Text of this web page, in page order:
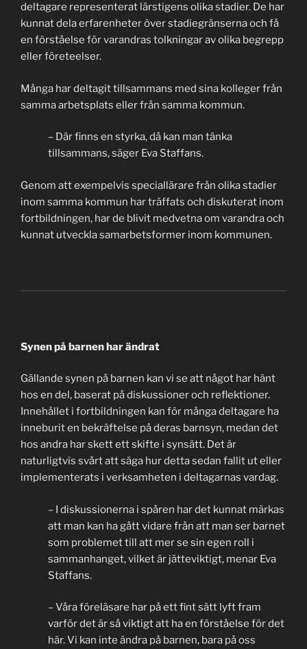
deltagare representerat lärstigens olika stadier. De har
kunnat dela erfarenheter över stadiegränserna och få
en förståelse för varandras tolkningar av olika begrepp
eller företeelser.
Många har deltagit tillsammans med sina kolleger från
samma arbetsplats eller från samma kommun.
– Där finns en styrka, då kan man tänka
tillsammans, säger Eva Staffans.
Genom att exempelvis speciallärare från olika stadier
inom samma kommun har träffats och diskuterat inom
fortbildningen, har de blivit medvetna om varandra och
kunnat utveckla samarbetsformer inom kommunen.
Synen på barnen har ändrat
Gällande synen på barnen kan vi se att något har hänt
hos en del, baserat på diskussioner och reflektioner.
Innehållet i fortbildningen kan för många deltagare ha
inneburit en bekräftelse på deras barnsyn, medan det
hos andra har skett ett skifte i synsätt. Det är
naturligtvis svårt att säga hur detta sedan fallit ut eller
implementerats i verksamheten i deltagarnas vardag.
– I diskussionerna i spåren har det kunnat märkas
att man kan ha gått vidare från att man ser barnet
som problemet till att mer se sin egen roll i
sammanhanget, vilket är jätteviktigt, menar Eva
Staffans.
– Våra föreläsare har på ett fint sätt lyft fram
varför det är så viktigt att ha en förståelse för det
här. Vi kan inte ändra på barnen, bara på oss